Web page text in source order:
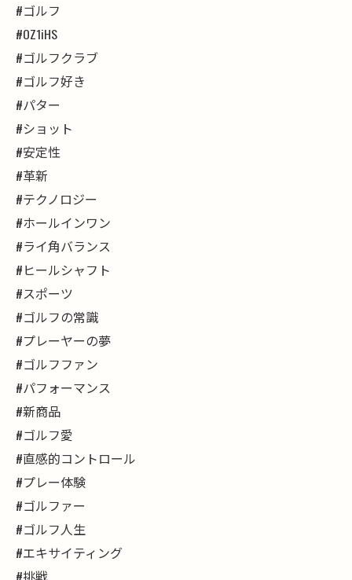
#ゴルフ
#OZ1iHS
#ゴルフクラブ
#ゴルフ好き
#パター
#ショット
#安定性
#革新
#テクノロジー
#ホールインワン
#ライ角バランス
#ヒールシャフト
#スポーツ
#ゴルフの常識
#プレーヤーの夢
#ゴルフファン
#パフォーマンス
#新商品
#ゴルフ愛
#直感的コントロール
#プレー体験
#ゴルファー
#ゴルフ人生
#エキサイティング
#挑戦